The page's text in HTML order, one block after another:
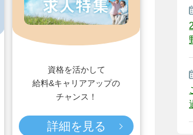
資格を活かして
給料&キャリアアップの
チャンス！
詳細を見る